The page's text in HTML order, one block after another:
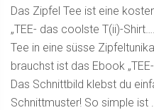
Das Zipfel Tee ist eine
„TEE- das coolste T(ii)-
Tee in eine süsse
brauchst ist das Ebook
Das Schnittbild klebst du
Schnittmuster! So simple ist